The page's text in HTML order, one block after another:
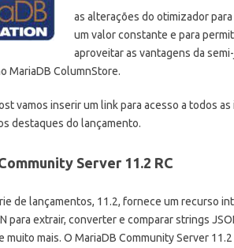
as alterações do otimizador
um valor constante e para
aproveitar as vantagens da
MariaDB ColumnStore.
vamos inserir um link para acesso a todos
destaques do lançamento.
Server 11.2 RC
de lançamentos, 11.2, fornece um recurso
para extrair, converter e comparar strings
muito mais. O MariaDB Community Server